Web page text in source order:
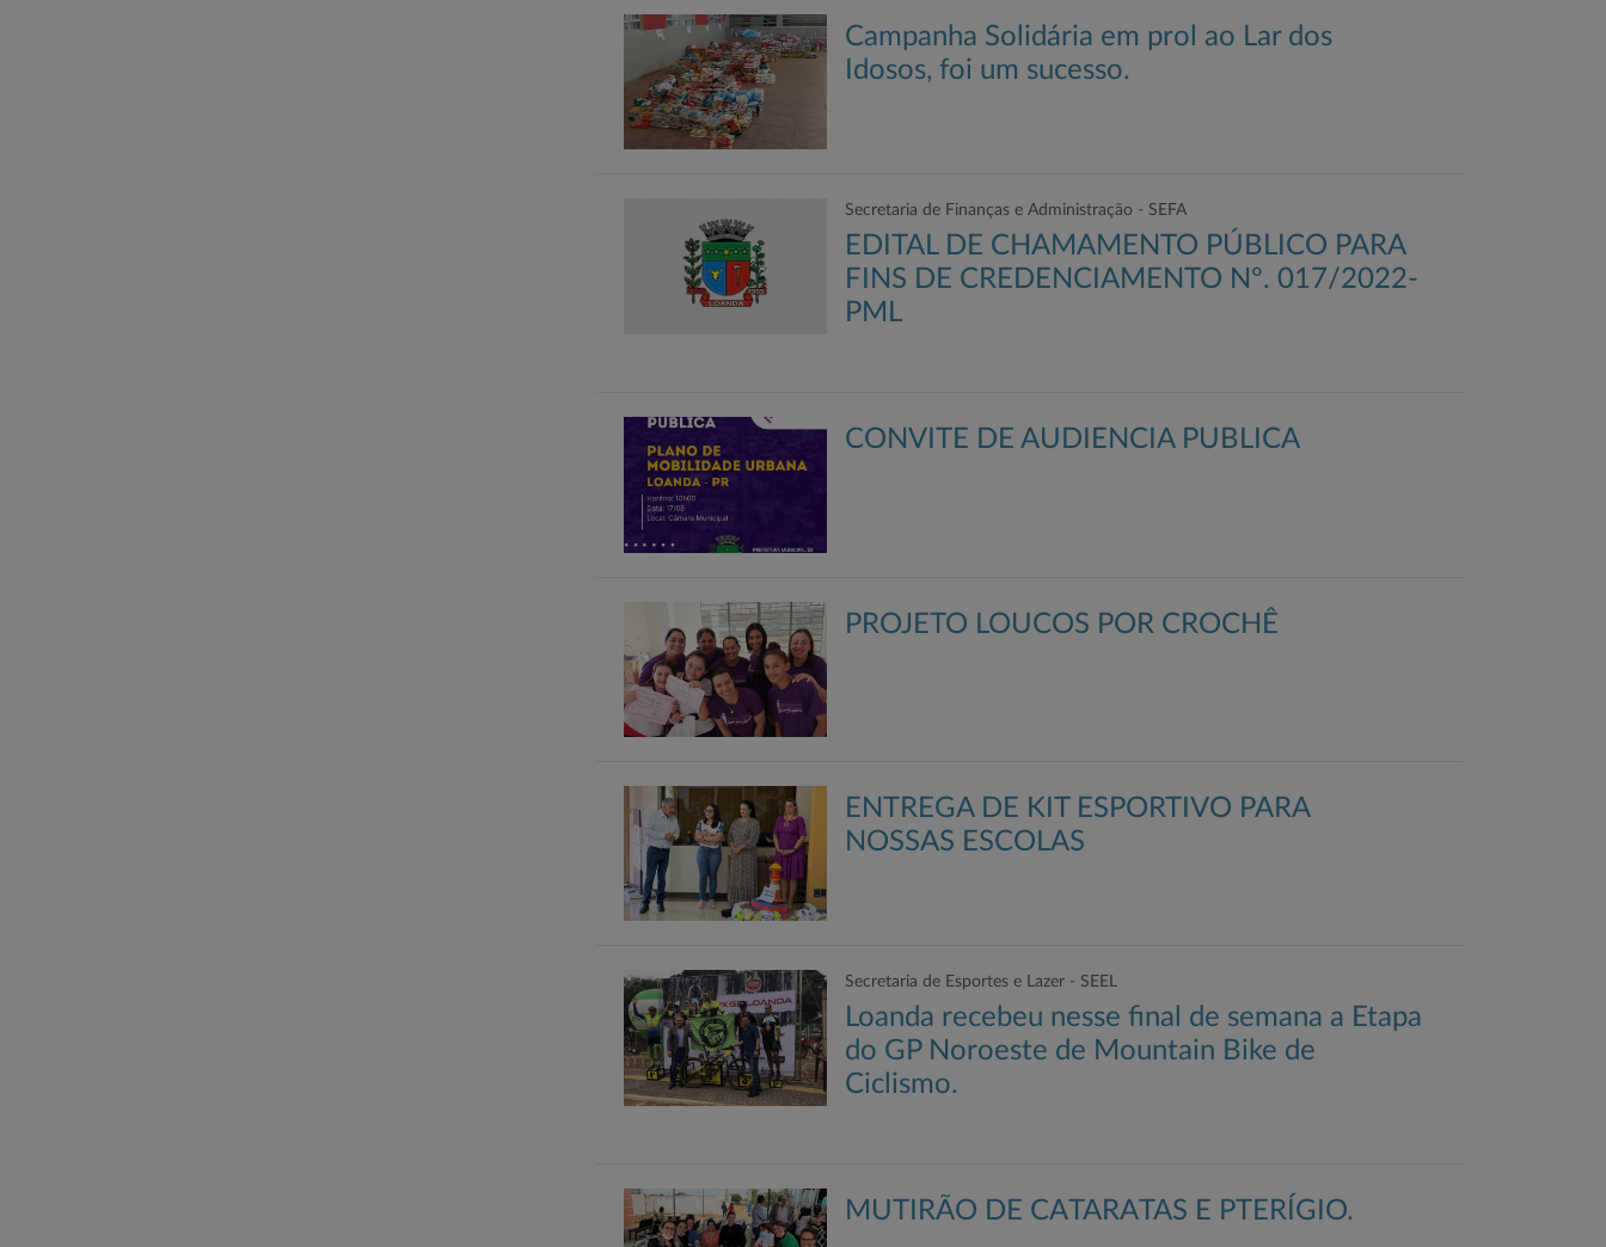
Campanha Solidária em prol ao Lar dos
Idosos, foi um sucesso.
Secretaria de Finanças e Administração - SEFA
EDITAL DE CHAMAMENTO PÚBLICO PARA
FINS DE CREDENCIAMENTO Nº. 017/2022-
PML
CONVITE DE AUDIENCIA PUBLICA
PROJETO LOUCOS POR CROCHÊ
ENTREGA DE KIT ESPORTIVO PARA
NOSSAS ESCOLAS
Secretaria de Esportes e Lazer - SEEL
Loanda recebeu nesse final de semana a Etapa
do GP Noroeste de Mountain Bike de
Ciclismo.
MUTIRÃO DE CATARATAS E PTERÍGIO.